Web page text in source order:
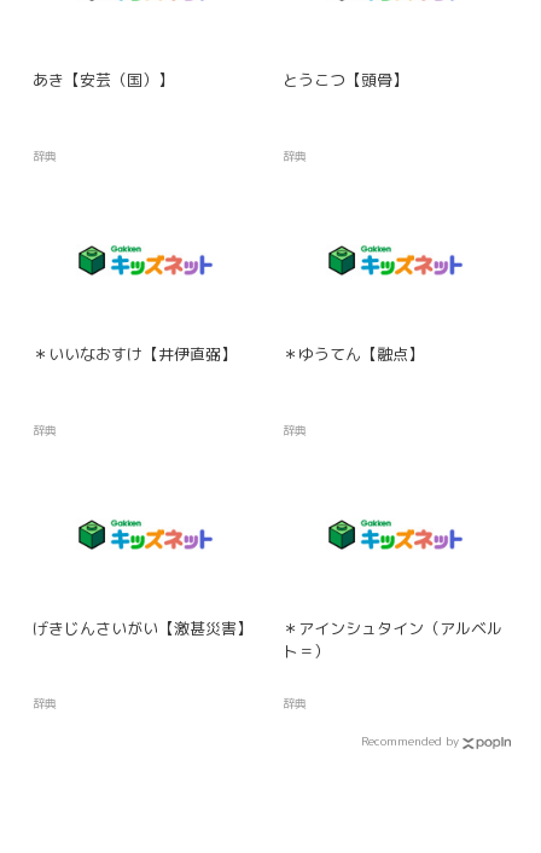
あき【安芸（国）】
辞典
とうこつ【頭骨】
辞典
＊いいなおすけ【井伊直弼】
辞典
＊ゆうてん【融点】
辞典
げきじんさいがい【激甚災害】
辞典
＊アインシュタイン（アルベル
ト＝）
辞典
Recommended by